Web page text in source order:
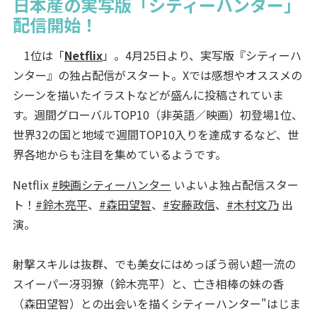
配信開始！
1位は「Netflix」。4月25日より、実写版『シティーハ
ンター』の独占配信がスタート。Xでは感想やオススメの
シーンを描いたイラストなどが盛んに投稿されていま
す。週間グローバルTOP10（非英語／映画）初登場1位、
世界32の国と地域で週間TOP10入りを達成するなど、世
界各地からも注目を集めているようです。
Netflix #映画シティーハンター いよいよ独占配信スター
ト！ #鈴木亮平、 #森田望智、 #安藤政信、 #木村文乃出
演。
射撃スキルは抜群、でも美女にはめっぽう弱い超一流の
スイーパー冴羽獠（鈴木亮平）と、亡き相棒の妹の香
（森田望智）との出会いを描くシティーハンター"はじま